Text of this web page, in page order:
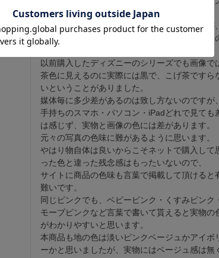
は様々なネットや店頭でリピ買いしています。
サイズ・形・仕様・価格は良いと思うのですが
写真と実物の色が違うと思う事がしばしばある
以前購入したディズニーのシリーズでも画像で
茶色に見えるのに実際には黒で、こげ茶ですら
いということがありました。
媒体毎に多少差があるのは致し方ないのですが
手持ちのスマホ・パソコン・iPadどれで見ても
は感じず、実物と画像の色には差があります。
元々の写真の色味に難があるように思います。
やはり物自体は良いからこそネットで購入して
った色と違った残念感はもったいないので、
サイトに商品の色味も言葉で掲載して頂けると
難いです。
同じピンクでも、ベビーピンク・くすみピンク
モーブピンクなど言葉で書いて貰えると実物の
がわかりやすいと思います。
本商品も地の色は淡いピンクベージュかアイボ
ーかと思いましたが、実物にはベージュ感は無